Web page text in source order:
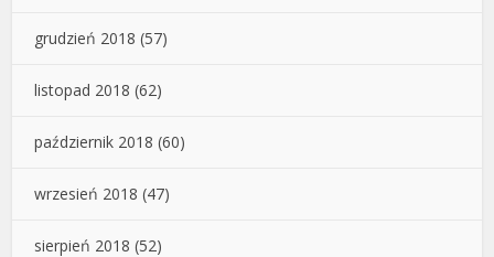
grudzień 2018 (57)
listopad 2018 (62)
październik 2018 (60)
wrzesień 2018 (47)
sierpień 2018 (52)